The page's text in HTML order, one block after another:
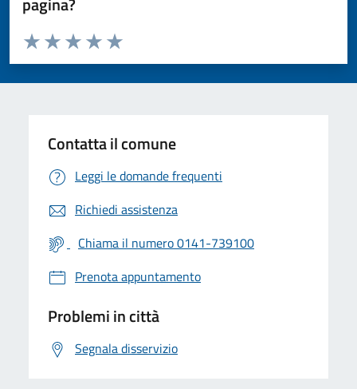
Valuta da 1 a 5 stelle la pagina
Valuta 5 stelle su 5
Valuta 4 stelle su 5
Valuta 3 stelle su 5
Valuta 2 stelle su 5
Valuta 1 stelle su 5
Contatta il comune
Leggi le domande frequenti
Richiedi assistenza
Chiama il numero 0141-739100
Prenota appuntamento
Problemi in città
Segnala disservizio